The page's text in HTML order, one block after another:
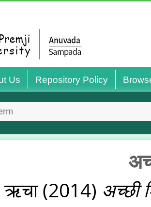
Us Repository Policy
ऋचा(2014) अच्छी